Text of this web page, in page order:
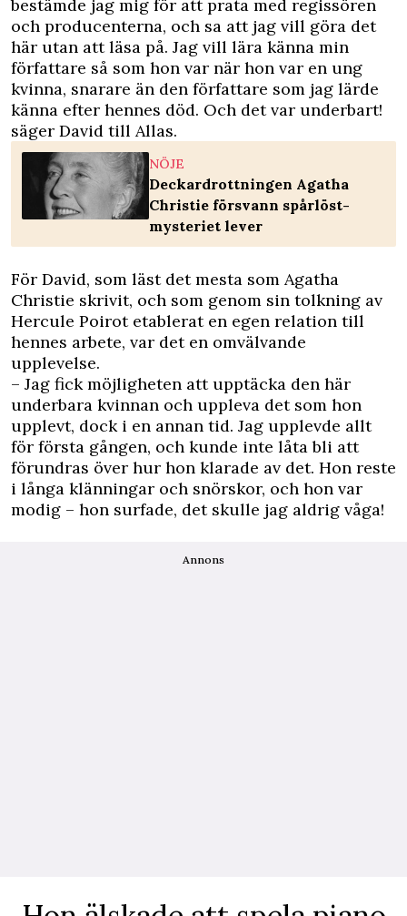
bestämde jag mig för att prata med regissören
och producenterna, och sa att jag vill göra det
här utan att läsa på. Jag vill lära känna min
författare så som hon var när hon var en ung
kvinna, snarare än den författare som jag lärde
känna efter hennes död. Och det var underbart!
säger David till Allas.
NÖJE
Deckardrottningen Agatha
Christie försvann spårlöst-
mysteriet lever
För David, som läst det mesta som Agatha
Christie skrivit, och som genom sin tolkning av
Hercule Poirot etablerat en egen relation till
hennes arbete, var det en omvälvande
upplevelse.
– Jag fick möjligheten att upptäcka den här
underbara kvinnan och uppleva det som hon
upplevt, dock i en annan tid. Jag upplevde allt
för första gången, och kunde inte låta bli att
förundras över hur hon klarade av det. Hon reste
i långa klänningar och snörskor, och hon var
modig – hon surfade, det skulle jag aldrig våga!
Annons